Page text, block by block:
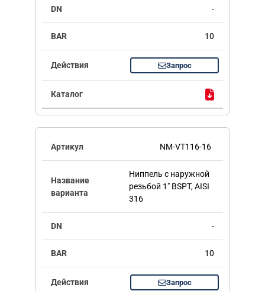
-
10
Запрос
NM-VT116-16
Ниппель с наружной
резьбой 1" BSPT, AISI
316
-
10
Запрос